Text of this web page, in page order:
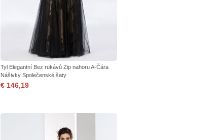
Tyl Elegantní Bez rukávů Zip nahoru A-Čára
Nášivky Společenské šaty
€ 146,19